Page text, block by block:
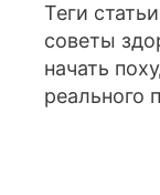
Теги
советы
начать
реального